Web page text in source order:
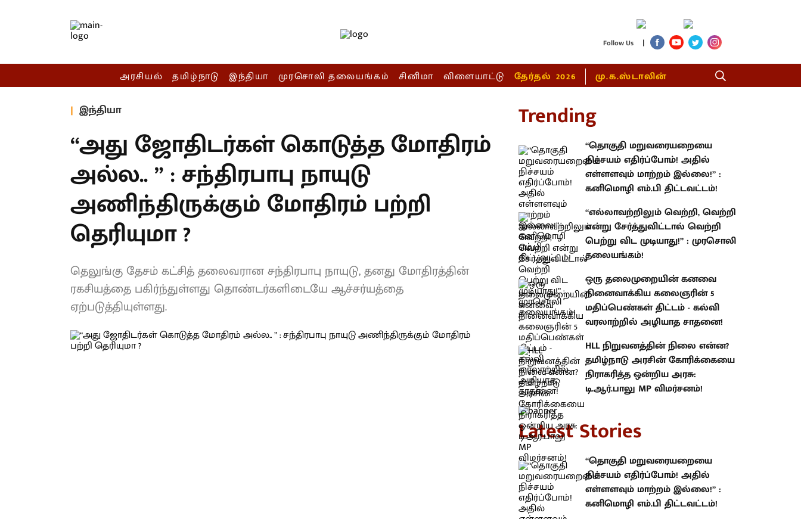
Follow Us |
அரசியல் தமிழ்நாடு இந்தியா முரசொலி தலையங்கம் சினிமா விளையாட்டு தேர்தல் 2026 மு.க.ஸ்டாலின்
இந்தியா
“அது ஜோதிடர்கள் கொடுத்த மோதிரம்
அல்ல.. ” : சந்திரபாபு நாயுடு
அணிந்திருக்கும் மோதிரம் பற்றி
தெரியுமா ?
தெலுங்கு தேசம் கட்சித் தலைவரான சந்திரபாபு நாயுடு, தனது மோதிரத்தின்
ரகசியத்தை பகிர்ந்துள்ளது தொண்டர்களிடையே ஆச்சர்யத்தை
ஏற்படுத்தியுள்ளது.
Trending
“தொகுதி மறுவரையறையை
நிச்சயம் எதிர்ப்போம்! அதில்
எள்ளளவும் மாற்றம் இல்லை!” :
கனிமொழி எம்.பி திட்டவட்டம்!
“எல்லாவற்றிலும் வெற்றி, வெற்றி
என்று சேர்த்துவிட்டால் வெற்றி
பெற்று விட முடியாது!” : முரசொலி
தலையங்கம்!
ஒரு தலைமுறையின் கனவை
நினைவாக்கிய கலைஞரின் 5
மதிப்பெண்கள் திட்டம் - கல்வி
வரலாற்றில் அழியாத சாதனை!
HLL நிறுவனத்தின் நிலை என்ன?
தமிழ்நாடு அரசின் கோரிக்கையை
நிராகரித்த ஒன்றிய அரசு:
டி.ஆர்.பாலு MP விமர்சனம்!
Latest Stories
“தொகுதி மறுவரையறையை
நிச்சயம் எதிர்ப்போம்! அதில்
எள்ளளவும் மாற்றம் இல்லை!” :
கனிமொழி எம்.பி திட்டவட்டம்!